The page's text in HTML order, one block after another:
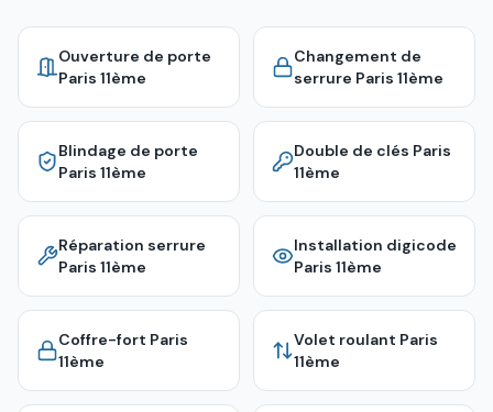
Ouverture de porte
Paris 11ème
Changement de
serrure Paris 11ème
Blindage de porte
Paris 11ème
Double de clés Paris
11ème
Réparation serrure
Paris 11ème
Installation digicode
Paris 11ème
Coffre-fort Paris
11ème
Volet roulant Paris
11ème